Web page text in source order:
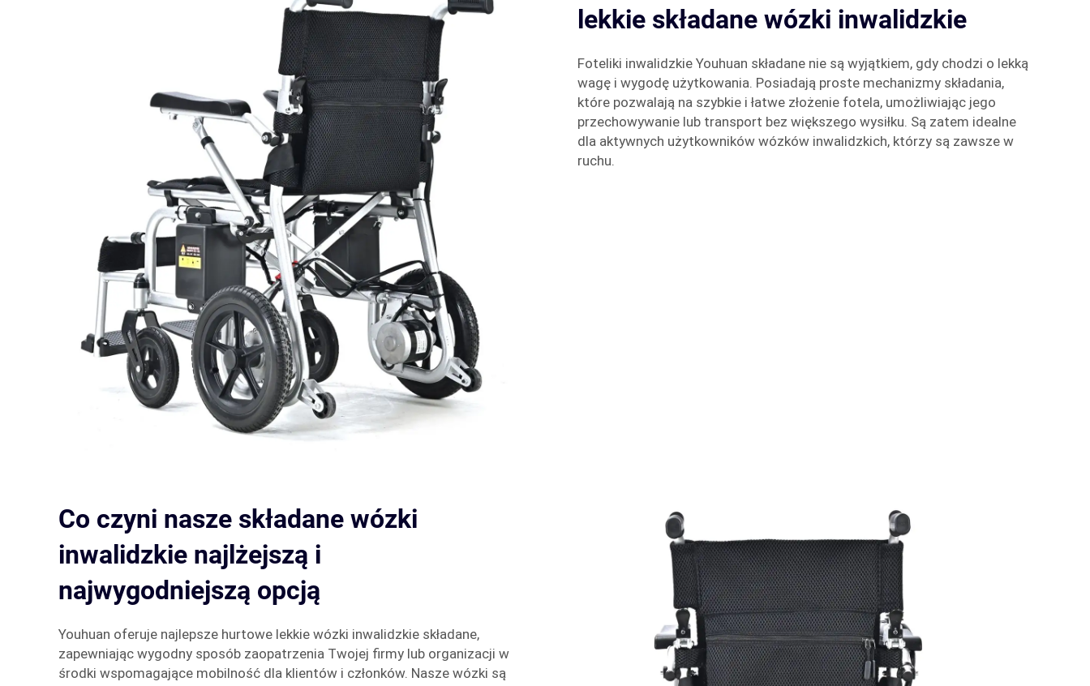
lekkie składane wózki inwalidzkie
Foteliki inwalidzkie Youhuan składane nie są wyjątkiem, gdy chodzi o lekką
wagę i wygodę użytkowania. Posiadają proste mechanizmy składania,
które pozwalają na szybkie i łatwe złożenie fotela, umożliwiając jego
przechowywanie lub transport bez większego wysiłku. Są zatem idealne
dla aktywnych użytkowników wózków inwalidzkich, którzy są zawsze w
ruchu.
Co czyni nasze składane wózki
inwalidzkie najlżejszą i
najwygodniejszą opcją
Youhuan oferuje najlepsze hurtowe lekkie wózki inwalidzkie składane,
zapewniając wygodny sposób zaopatrzenia Twojej firmy lub organizacji w
środki wspomagające mobilność dla klientów i członków. Nasze wózki są